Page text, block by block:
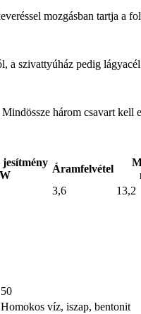
mozgásban tartja a
a szivattyúház pedig
három csavart kell
Áramfelvétel
3,6 13,2
50
Homokos víz, iszap, bentonit